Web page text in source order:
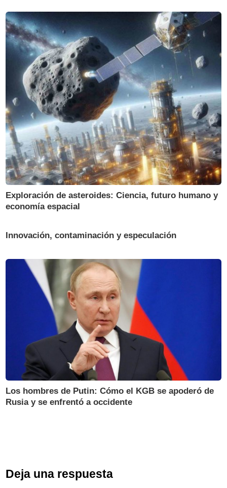
Exploración de asteroides: Ciencia, futuro humano y
economía espacial
Innovación, contaminación y especulación
Los hombres de Putin: Cómo el KGB se apoderó de
Rusia y se enfrentó a occidente
Deja una respuesta